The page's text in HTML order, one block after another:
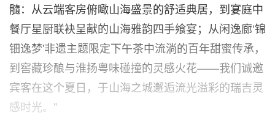
髓：从云端客房俯瞰山海盛景的舒适典居，到宴庭中
餐厅星厨联袂呈献的山海雅韵四手飨宴；从闲逸廊‘锦
钿逸梦'非遗主题限定下午茶中流淌的百年甜蜜传承，
到窖藏珍酿与淮扬粤味碰撞的灵感火花——我们诚邀
宾客在这个夏日，于山海之城邂逅流光溢彩的瑞吉灵
感时光。"